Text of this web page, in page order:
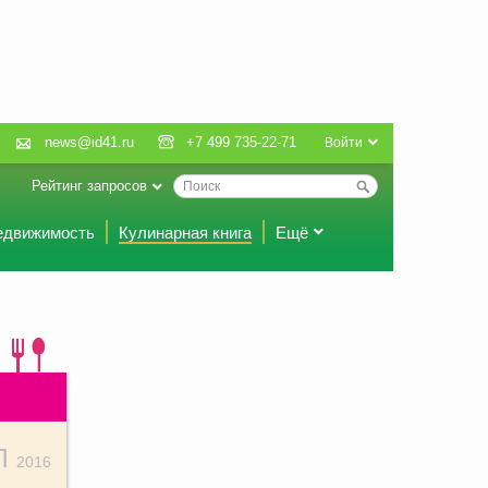
Войти
news@id41.ru +7 499 735-22-71
Рейтинг запросов
Кулинарная книга Ещё
2016